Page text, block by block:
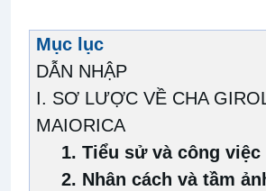
Mục lục
DẪN NHẬP
I. SƠ LƯỢC VỀ CHA
MAIORICA
1.Tiểu sử và công việc
2. Nhân cách và tầm